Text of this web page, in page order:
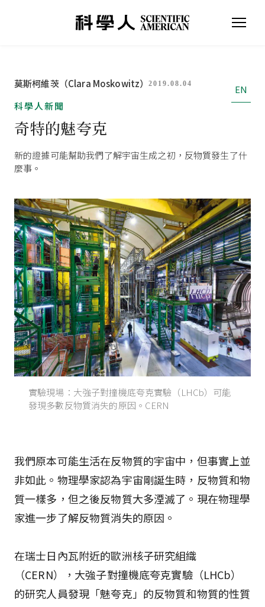
莫斯柯維茨（Clara Moskowitz）2019.08.04
EN
科學人新聞
奇特的魅夸克
新的證據可能幫助我們了解宇宙生成之初，反物質發生了什
麼事。
實驗現場：大強子對撞機底夸克實驗（LHCb）可能
發現多數反物質消失的原因。CERN
我們原本可能生活在反物質的宇宙中，但事實上並
非如此。物理學家認為宇宙剛誕生時，反物質和物
質一樣多，但之後反物質大多湮滅了。現在物理學
家進一步了解反物質消失的原因。
在瑞士日內瓦附近的歐洲核子研究組織
（CERN），大強子對撞機底夸克實驗（LHCb）
的研究人員發現「魅夸克」的反物質和物質的性質